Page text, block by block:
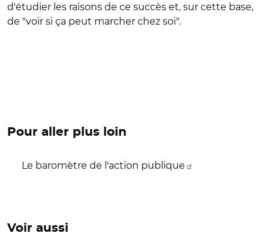
d'étudier les raisons de ce succès et, sur cette base,
de "voir si ça peut marcher chez soi".
Pour aller plus loin
Le baromètre de l'action publique
Voir aussi